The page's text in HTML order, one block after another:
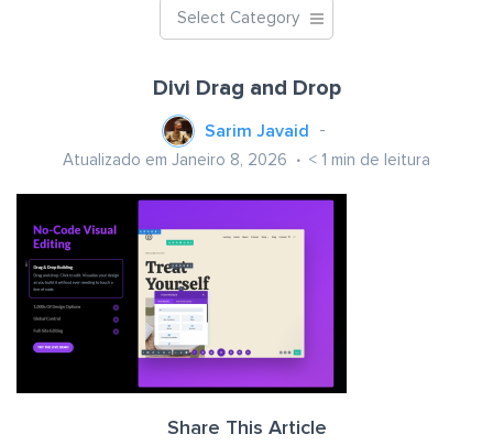
Select Category
Divi Drag and Drop
Sarim Javaid
Atualizado em Janeiro 8, 2026 < 1 min de leitura
Share This Article